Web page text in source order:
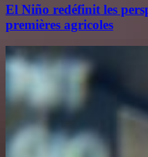
El Niño redéfinit les
premières agricoles